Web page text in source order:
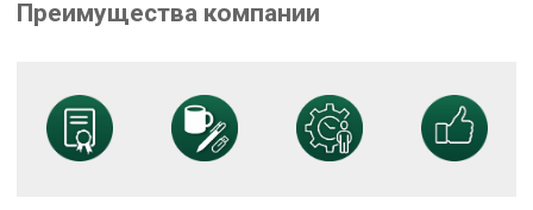
Преимущества компании